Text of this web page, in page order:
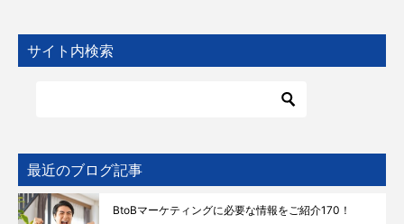
サイト内検索
最近のブログ記事
BtoBマーケティングに必要な情報をご紹介170！